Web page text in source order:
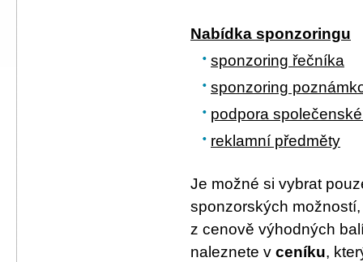
Nabídka sponzoringu
sponzoring řečníka
sponzoring
podpora
reklamní předměty
Je možné si vybrat
sponzorských
z cenově výhodných
naleznete v ceníku,